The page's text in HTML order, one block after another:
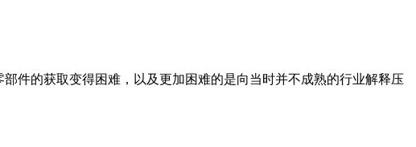
部件的获取变得困难，以及更加困难的是向当时并不成熟的行业解释压